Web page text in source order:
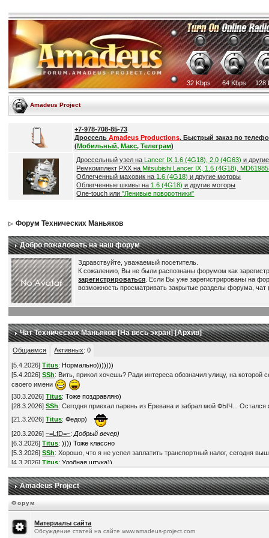
32 Kbps 64 Kbps 128
Amadeus Project
+7-978-708-85-73
ДроссельAmadeus Productions. Быстрый заказ по
(Мобильный, Макс, Телеграм)
Дроссельный узел на Lancer IX 1.6 (4G18), 2.0 (4G63) и
Ремкомплект РХХ на Mitsubishi Lancer IX, 1.6 (4G18),
Облегченный маховик на 1.6 (4G18) и другие моторы
Облегченные шкивы на 1.6 (4G18) и другие моторы
One-touch или"Ленивые поворотники"
Форум Технических Маньяков
Добро пожаловать на наш форум
Здравствуйте, уважаемый посетитель.
К сожалению, Вы не были распознаны форумом как
зарегистрироваться . Если Вы уже зарегистрированы на
возможность просматривать закрытые разделы форума,
Чат Технических Маньяков [На весь экран] [Архив]
Общаемся Активных:0
[5.4.2026]Titus: Нормально)))))))
[5.4.2026]SSh: Вить, прикол хочешь? Ради интереса обозначил улицу, на
своего имени
[30.3.2026]Titus:Тоже поздравляю)
[28.3.2026]SSh: Сегодня приехал парень из Еревана и забрал мой ФЫЧ... Остался
[21.3.2026]Titus:Федор)
[20.3.2026]~=LfD=~:Добрый вечер)
[6.3.2026]Titus:)))) Тоже классно
[5.3.2026]SSh: Хорошо, что я не успел заплатить транспортный налог, сегодня
[4.3.2026]Titus:Удобная штука))
[28.2.2026]Titus:По ценам - наверное да))
[28.2.2026]Titus:Понимаю))
[28.2.2026
[28.2.2026]SSh: Кстати, это на самом деле так? -https://www.drom.ru/world/
[28.2.2026
: Нет, неохота... Обленился в последнее время )))
[22.2.2026]Titus:Супер! Поздравляю!) Твори БЖ, если есть время-желание, всем
Amadeus Project
Форум
Материалы сайта
Обсуждение статей на сайте www.amadeus-project.com